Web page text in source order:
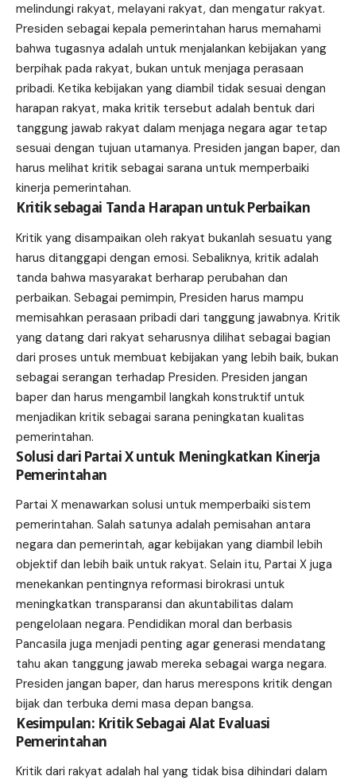
melindungi rakyat, melayani rakyat, dan mengatur rakyat.
Presiden sebagai kepala pemerintahan harus memahami
bahwa tugasnya adalah untuk menjalankan kebijakan yang
berpihak pada rakyat, bukan untuk menjaga perasaan
pribadi. Ketika kebijakan yang diambil tidak sesuai dengan
harapan rakyat, maka kritik tersebut adalah bentuk dari
tanggung jawab rakyat dalam menjaga negara agar tetap
sesuai dengan tujuan utamanya. Presiden jangan baper, dan
harus melihat kritik sebagai sarana untuk memperbaiki
kinerja pemerintahan.
Kritik sebagai Tanda Harapan untuk Perbaikan
Kritik yang disampaikan oleh rakyat bukanlah sesuatu yang
harus ditanggapi dengan emosi. Sebaliknya, kritik adalah
tanda bahwa masyarakat berharap perubahan dan
perbaikan. Sebagai pemimpin, Presiden harus mampu
memisahkan perasaan pribadi dari tanggung jawabnya. Kritik
yang datang dari rakyat seharusnya dilihat sebagai bagian
dari proses untuk membuat kebijakan yang lebih baik, bukan
sebagai serangan terhadap Presiden. Presiden jangan
baper dan harus mengambil langkah konstruktif untuk
menjadikan kritik sebagai sarana peningkatan kualitas
pemerintahan.
Solusi dari Partai X untuk Meningkatkan Kinerja
Pemerintahan
Partai X menawarkan solusi untuk memperbaiki sistem
pemerintahan. Salah satunya adalah pemisahan antara
negara dan pemerintah, agar kebijakan yang diambil lebih
objektif dan lebih baik untuk rakyat. Selain itu, Partai X juga
menekankan pentingnya reformasi birokrasi untuk
meningkatkan transparansi dan akuntabilitas dalam
pengelolaan negara. Pendidikan moral dan berbasis
Pancasila juga menjadi penting agar generasi mendatang
tahu akan tanggung jawab mereka sebagai warga negara.
Presiden jangan baper, dan harus merespons kritik dengan
bijak dan terbuka demi masa depan bangsa.
Kesimpulan: Kritik Sebagai Alat Evaluasi
Pemerintahan
Kritik dari rakyat adalah hal yang tidak bisa dihindari dalam